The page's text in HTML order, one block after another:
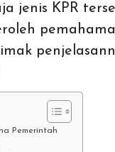
jenis KPR
Pemerintah